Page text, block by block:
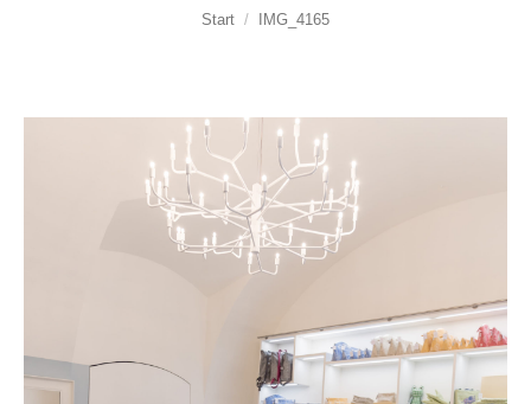
Sie befinden sich hier:
Start IMG_4165